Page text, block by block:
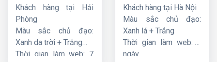
Khách hàng tại Hải
Phòng
Màu sắc chủ đạo:
Xanh da trời + Trắng
Thời gian làm web: 7
Khách hàng tại Hà Nội
Màu sắc chủ đạo:
Xanh lá + Trắng
Thời gian làm web: 7
ngày